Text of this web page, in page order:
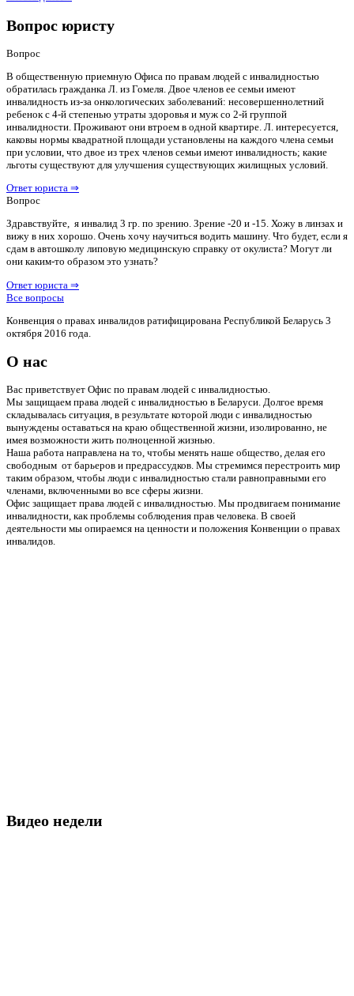
Вопрос юристу
Вопрос
В общественную приемную Офиса по правам людей с инвалидностью
обратилась гражданка Л. из Гомеля. Двое членов ее семьи имеют
инвалидность из-за онкологических заболеваний: несовершеннолетний
ребенок с 4-й степенью утраты здоровья и муж со 2-й группой
инвалидности. Проживают они втроем в одной квартире. Л. интересуется,
каковы нормы квадратной площади установлены на каждого члена семьи
при условии, что двое из трех членов семьи имеют инвалидность; какие
льготы существуют для улучшения существующих жилищных условий.
Ответ юриста ⇒
Вопрос
Здравствуйте, я инвалид 3 гр. по зрению. Зрение -20 и -15. Хожу в линзах и
вижу в них хорошо. Очень хочу научиться водить машину. Что будет, если я
сдам в автошколу липовую медицинскую справку от окулиста? Могут ли
они каким-то образом это узнать?
Ответ юриста ⇒
Все вопросы
Конвенция о правах инвалидов ратифицирована Республикой Беларусь 3
октября 2016 года.
О нас
Вас приветствует Офис по правам людей с инвалидностью.
Мы защищаем права людей с инвалидностью в Беларуси. Долгое время
складывалась ситуация, в результате которой люди с инвалидностью
вынуждены оставаться на краю общественной жизни, изолированно, не
имея возможности жить полноценной жизнью.
Наша работа направлена на то, чтобы менять наше общество, делая его
свободным от барьеров и предрассудков. Мы стремимся перестроить мир
таким образом, чтобы люди с инвалидностью стали равноправными его
членами, включенными во все сферы жизни.
Офис защищает права людей с инвалидностью. Мы продвигаем понимание
инвалидности, как проблемы соблюдения прав человека. В своей
деятельности мы опираемся на ценности и положения Конвенции о правах
инвалидов.
Видео недели